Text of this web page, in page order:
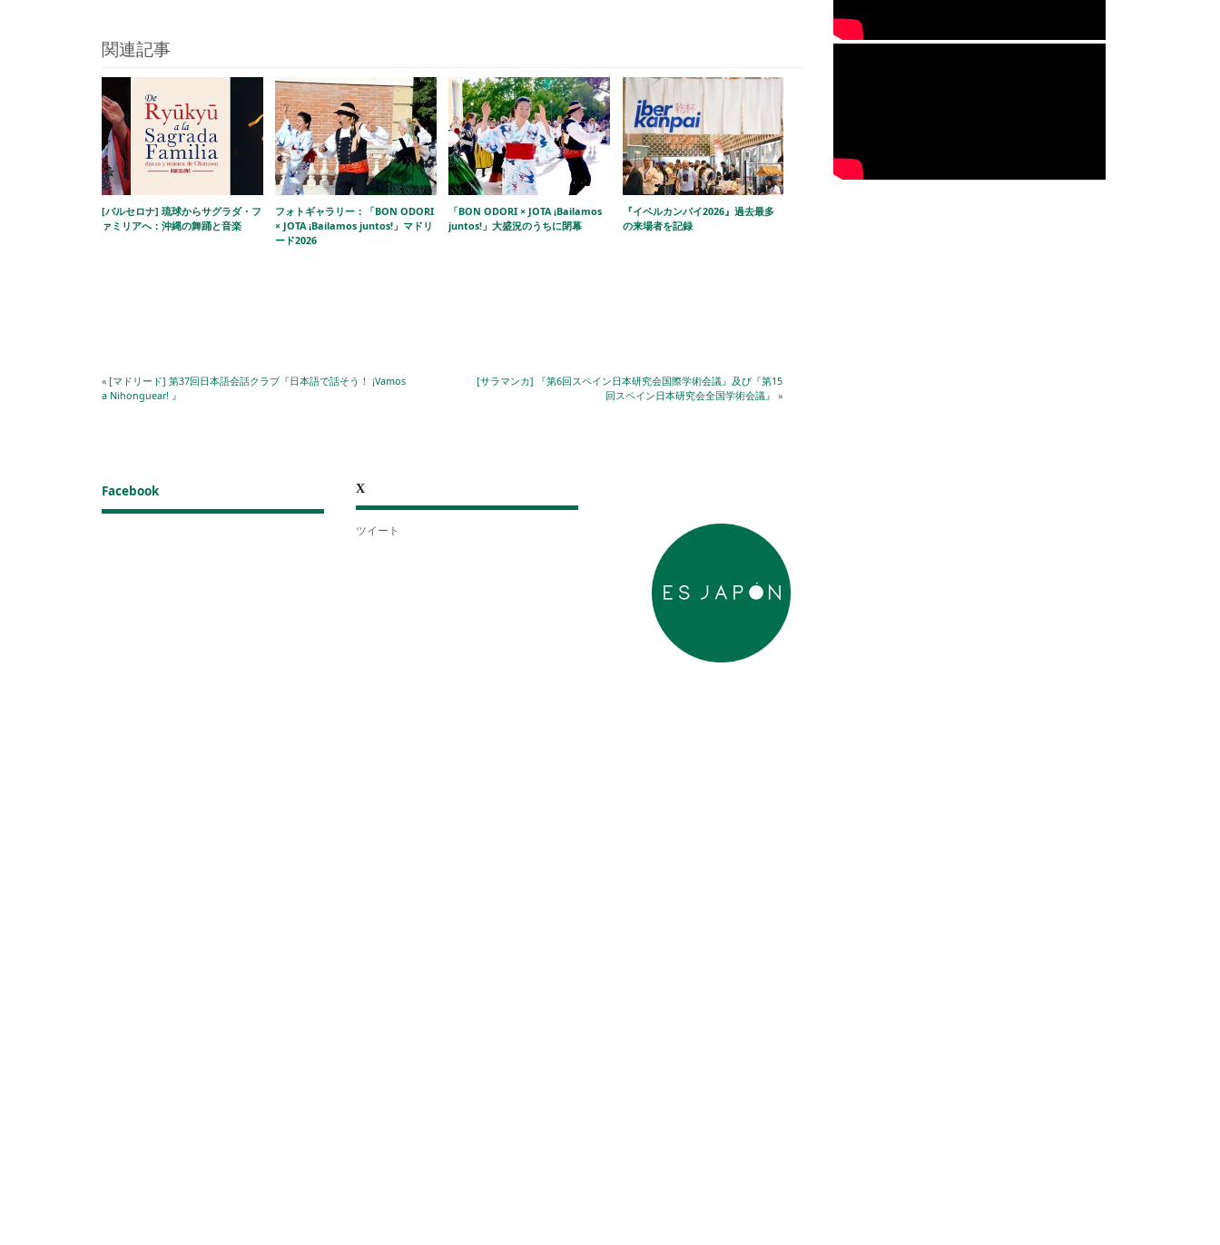
関連記事
[バルセロナ] 琉球からサグラダ・フ
ァミリアへ：沖縄の舞踊と音楽
フォトギャラリー：「BON ODORI
× JOTA ¡Bailamos juntos!」マドリ
ード2026
「BON ODORI × JOTA ¡Bailamos
juntos!」大盛況のうちに閉幕
『イベルカンパイ2026』過去最多
の来場者を記録
« [マドリード] 第37回日本語会話クラブ『日本語で話そう！ ¡Vamos
a Nihonguear! 』
[サラマンカ] 『第6回スペイン日本研究会国際学術会議』及び『第15
回スペイン日本研究会全国学術会議』 »
Facebook X
ツイート